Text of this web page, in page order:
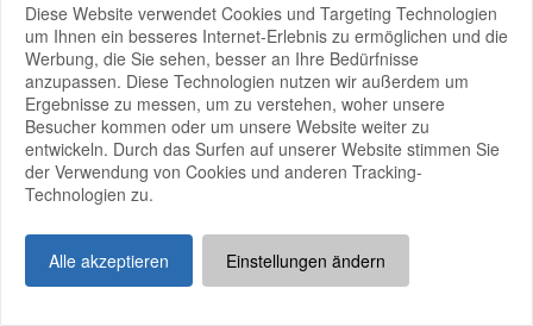
Diese Website verwendet Cookies und Targeting Technologien
um Ihnen ein besseres Internet-Erlebnis zu ermöglichen und die
Werbung, die Sie sehen, besser an Ihre Bedürfnisse
anzupassen. Diese Technologien nutzen wir außerdem um
Ergebnisse zu messen, um zu verstehen, woher unsere
Besucher kommen oder um unsere Website weiter zu
entwickeln. Durch das Surfen auf unserer Website stimmen Sie
der Verwendung von Cookies und anderen Tracking-
Technologien zu.
Alle akzeptieren Einstellungen ändern